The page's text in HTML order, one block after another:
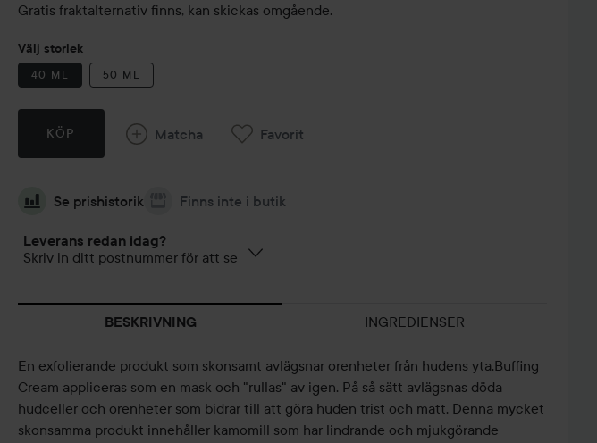
Gratis fraktalternativ finns, kan skickas omgående.
Välj storlek
40 ML 50 ML
KÖP Matcha Favorit
Se prishistorik Finns inte i butik
Leverans redan idag?
Skriv in ditt postnummer för att se
BESKRIVNING INGREDIENSER
En exfolierande produkt som skonsamt avlägsnar orenheter från hudens yta.Buffing
Cream appliceras som en mask och "rullas" av igen. På så sätt avlägsnas döda
hudceller och orenheter som bidrar till att göra huden trist och matt. Denna mycket
skonsamma produkt innehåller kamomill som har lindrande och mjukgörande